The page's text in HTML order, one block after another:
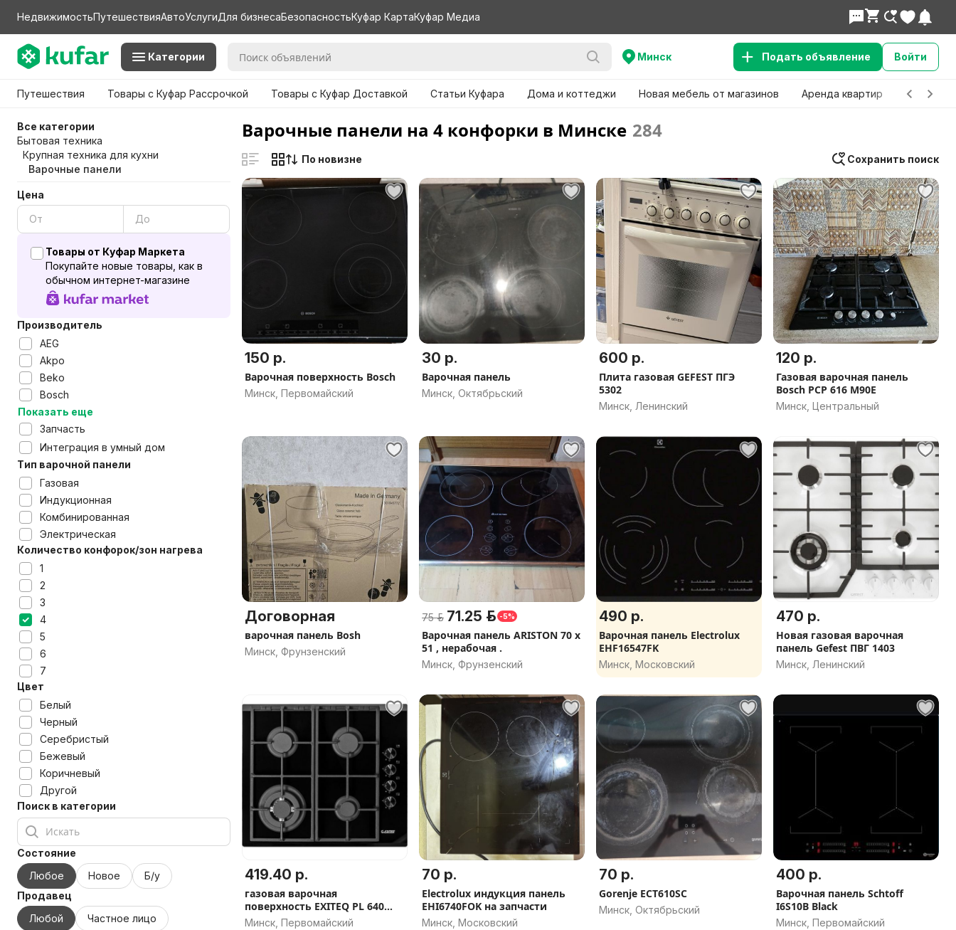
НедвижимостьПутешествияАвтоУслугиДля бизнесаБезопасностьКуфар КартаКуфар Медиа
Категории Минск Подать объявление Войти
Путешествия Товары с Куфар Рассрочкой Товары с Куфар Доставкой Статьи Куфара Дома и коттеджи Новая мебель от магазинов Аренда квартир Детские
Все категории
Бытовая техника
Крупная техника для кухни
Варочные панели
Цена
Товары от Куфар Маркета
Покупайте новые товары, как в
обычном интернет-магазине
Производитель
AEG
Akpo
Beko
Bosch
Показать еще
Запчасть
Интеграция в умный дом
Тип варочной панели
Газовая
Индукционная
Комбинированная
Электрическая
Количество конфорок/зон нагрева
1
2
3
4
5
6
7
Цвет
Белый
Черный
Серебристый
Бежевый
Коричневый
Другой
Поиск в категории
Состояние
Любое
Новое
Б/у
Продавец
Любой
Частное лицо
Варочные панели на 4 конфорки в Минске 284
Сохранить поиск
По новизне
150 р.
Варочная поверхность Bosch
Минск, Первомайский
30 р.
Варочная панель
Минск, Октябрьский
600 р.
Плита газовая GEFEST ПГЭ
5302
Минск, Ленинский
120 р.
Газовая варочная панель
Bosch PCP 616 M90E
Минск, Центральный
Договорная
варочная панель Bosh
Минск, Фрунзенский
75 р. 71.25 р. -5%
Варочная панель ARISTON 70 x
51 , нерабочая .
Минск, Фрунзенский
490 р.
Варочная панель Electrolux
EHF16547FK
Минск, Московский
470 р.
Новая газовая варочная
панель Gefest ПВГ 1403
Минск, Ленинский
419.40 р.
газовая варочная
поверхность EXITEQ PL 640
STG-E/А
Минск, Первомайский
70 р.
Electrolux индукция панель
EHI6740FOK на запчасти
Минск, Московский
70 р.
Gorenje ECT610SC
Минск, Октябрьский
400 р.
Варочная панель Schtoff
I6S10B Black
Минск, Первомайский